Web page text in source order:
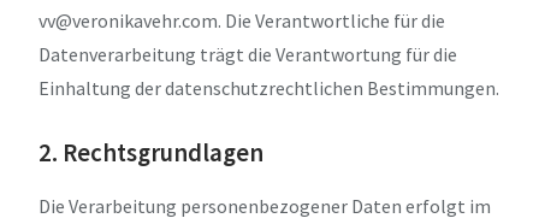
vv@veronikavehr.com. Die Verantwortliche für die
Datenverarbeitung trägt die Verantwortung für die
Einhaltung der datenschutzrechtlichen Bestimmungen.
2. Rechtsgrundlagen
Die Verarbeitung personenbezogener Daten erfolgt im